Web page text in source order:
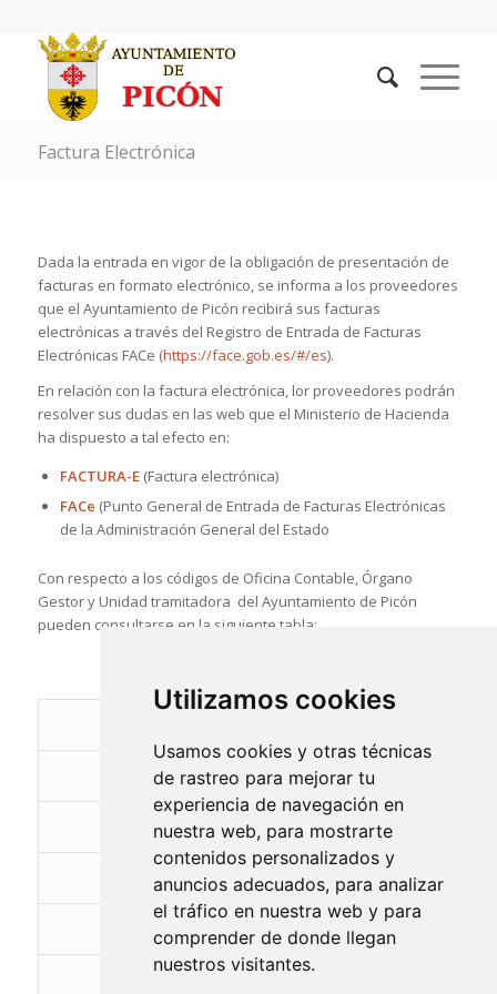
Utilizamos cookies
Usamos cookies y otras técnicas
de rastreo para mejorar tu
experiencia de navegación en
nuestra web, para mostrarte
contenidos personalizados y
anuncios adecuados, para analizar
el tráfico en nuestra web y para
comprender de donde llegan
nuestros visitantes.
Factura Electrónica
Dada la entrada en vigor de la obligación de presentación de
facturas en formato electrónico, se informa a los proveedores
que el Ayuntamiento de Picón recibirá sus facturas
electrónicas a través del Registro de Entrada de Facturas
Electrónicas FACe (https://face.gob.es/#/es).
En relación con la factura electrónica, lor proveedores podrán
resolver sus dudas en las web que el Ministerio de Hacienda
ha dispuesto a tal efecto en:
FACTURA-E(Factura electrónica)
FACe (Punto General de Entrada de Facturas Electrónicas
de la Administración General del Estado
Con respecto a los códigos de Oficina Contable, Órgano
Gestor y Unidad tramitadora del Ayuntamiento de Picón
pueden consultarse en la siguiente tabla:
L01130625
ÓRG. GESTOR
L01130625
UNIDAD TRAMITACIÓN